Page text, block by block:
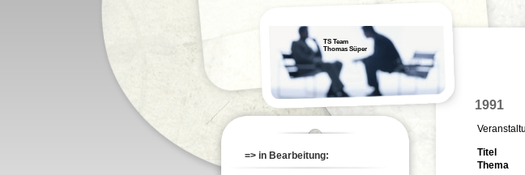
TS Team
Thomas Süper
=> in Bearbeitung:
1991
Titel
Thema